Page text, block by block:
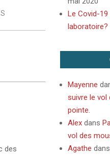
des
Le Covid-19
laboratoire?
Mayenne
suivre le vol
pointe.
Alexdans
vol des
Agathe dans